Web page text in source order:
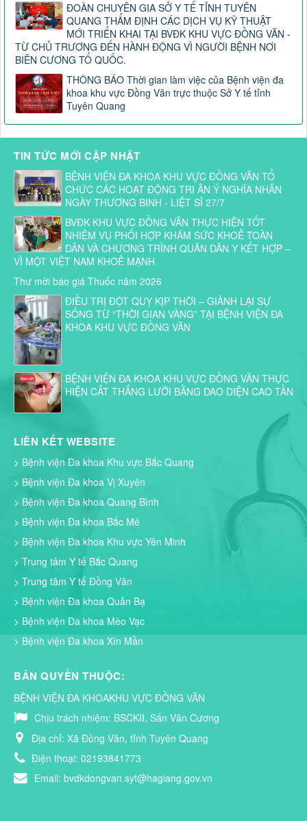
ĐOÀN CHUYÊN GIA SỞ Y TẾ TỈNH TUYÊN
QUANG THẨM ĐỊNH CÁC DỊCH VỤ KỸ THUẬT
MỚI TRIỂN KHAI TẠI BVĐK KHU VỰC ĐỒNG VĂN -
TỪ CHỦ TRƯƠNG ĐẾN HÀNH ĐỘNG VÌ NGƯỜI BỆNH NƠI
BIÊN CƯƠNG TỔ QUỐC.
THÔNG BÁO Thời gian làm việc của Bệnh viện đa
khoa khu vực Đồng Văn trực thuộc Sở Y tế tỉnh
Tuyên Quang
TIN TỨC MỚI CẬP NHẬT
BỆNH VIỆN ĐA KHOA KHU VỰC ĐỒNG VĂN TỔ
CHỨC CÁC HOẠT ĐỘNG TRI ÂN Ý NGHĨA NHÂN
NGÀY THƯƠNG BINH - LIỆT SĨ 27/7
BVĐK KHU VỰC ĐỒNG VĂN THỰC HIỆN TỐT
NHIỆM VỤ PHỐI HỢP KHÁM SỨC KHOẺ TOÀN
DÂN VÀ CHƯƠNG TRÌNH QUÂN DÂN Y KẾT HỢP –
VÌ MỘT VIỆT NAM KHOẺ MẠNH
Thư mời báo giá Thuốc năm 2026
ĐIỀU TRỊ ĐỘT QUỴ KỊP THỜI – GIÀNH LẠI SỰ
SỐNG TỪ “THỜI GIAN VÀNG” TẠI BỆNH VIỆN ĐA
KHOA KHU VỰC ĐỒNG VĂN
BỆNH VIỆN ĐA KHOA KHU VỰC ĐỒNG VĂN THỰC
HIỆN CẮT THẮNG LƯỠI BẰNG DAO DIỆN CAO TẦN
LIÊN KẾT WEBSITE
> Bệnh viện Đa khoa Khu vực Bắc Quang
> Bệnh viện Đa khoa Vị Xuyên
> Bệnh viện Đa khoa Quang Bình
> Bệnh viện Đa khoa Bắc Mê
> Bệnh viện Đa khoa Khu vực Yên Minh
> Trung tâm Y tế Bắc Quang
> Trung tâm Y tế Đồng Văn
> Bệnh viện Đa khoa Quản Bạ
> Bệnh viện Đa khoa Mèo Vạc
> Bệnh viện Đa khoa Xín Mần
BẢN QUYỀN THUỘC:
BỆNH VIỆN ĐA KHOAKHU VỰC ĐỒNG VĂN
Chịu trách nhiệm: BSCKII. Sấn Văn Cương
Địa chỉ: Xã Đồng Văn, tỉnh Tuyên Quang
Điện thoại: 02193841773
Email: bvdkdongvan.syt@hagiang.gov.vn